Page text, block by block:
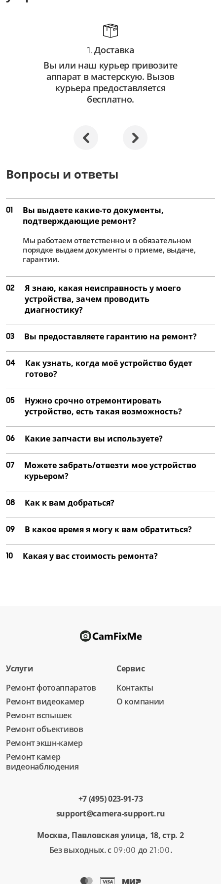
от 750 ₽
Ремонт автофокуса
от 2 250 ₽
Замена объектива
Ремонт затвора
Замена матрицы
от 4 000 ₽
Ремонт матрицы
от 2 500 ₽
Замена цепей питания
от 2 250 ₽
Ремонт цепей питания
1.Доставка
Вы или наш курьер привозите
аппарат в мастерскую. Вызов
курьера предоставляется
бесплатно.
Вопросы и ответы
01
Вы выдаете какие-то документы,
подтверждающие ремонт?
Мы работаем ответственно и в обязательном
порядке выдаем документы о приеме, выдаче,
гарантии.
02
Я знаю, какая неисправность у моего
устройства, зачем проводить
диагностику?
03 Вы предоставляете гарантию на ремонт?
04
Как узнать, когда моё устройство будет
готово?
05
Нужно срочно отремонтировать
устройство, есть такая возможность?
06 Какие запчасти вы используете?
07
Можете забрать/отвезти мое устройство
курьером?
08 Как к вам добраться?
09 В какое время я могу к вам обратиться?
10 Какая у вас стоимость ремонта?
Услуги
Ремонт фотоаппаратов
Ремонт видеокамер
Ремонт вспышек
Ремонт объективов
Ремонт экшн-камер
Ремонт камер
видеонаблюдения
Сервис
Контакты
О компании
+7 (495) 023-91-73
support@camera-support.ru
Москва, Павловская улица, 18, стр. 2
Без выходных. с 09:00 до 21:00.